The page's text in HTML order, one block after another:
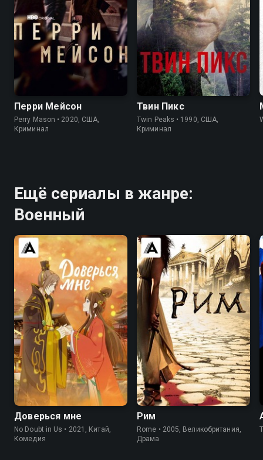
Перри Мейсон
Perry Mason • 2020, США,
Криминал
8.4 8.7
Твин Пикс
Twin Peaks • 1990, США,
Криминал
Ещё сериалы в жанре:
Военный
7.9
Доверься мне
No Doubt in Us • 2021, Китай,
Комедия
8.4 8.7
Рим
Rome • 2005, Великобритания,
Драма